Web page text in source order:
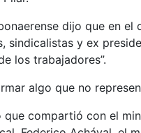
dijo que en
sindicalistas y ex
los trabajadores”.
algo que no
compartió con el